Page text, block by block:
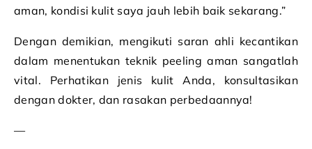
aman, kondisi kulit saya jauh lebih baik sekarang.”
Dengan demikian, mengikuti saran ahli kecantikan
dalam menentukan teknik peeling aman sangatlah
vital. Perhatikan jenis kulit Anda, konsultasikan
dengan dokter, dan rasakan perbedaannya!
—